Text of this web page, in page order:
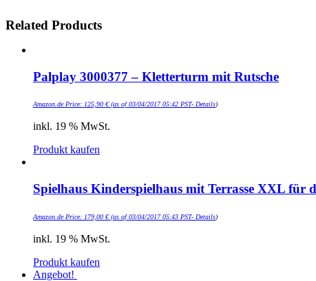
Related Products
Palplay 3000377 – Kletterturm mit Rutsche
Amazon.de Price: 125,90 €(as of 03/04/2017 05:42 PST- Details)
inkl. 19 % MwSt.
Produkt kaufen
Spielhaus Kinderspielhaus mit Terrasse XXL
Amazon.de Price: 179,00 €(as of 03/04/2017 05:43 PST- Details)
inkl. 19 % MwSt.
Produkt kaufen
Angebot!